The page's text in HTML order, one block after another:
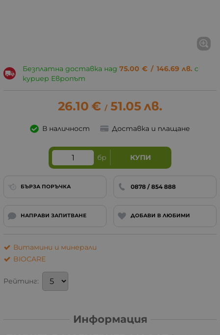
Безплатна доставка над 75.00 € / 146.69 лв. с
куриер Европът
26.10 € / 51.05 лв.
В наличност Доставка и плащане
бр КУПИ
БЪРЗА ПОРЪЧКА 0878 / 854 888
НАПРАВИ ЗАПИТВАНЕ ДОБАВИ В ЛЮБИМИ
Витамини и минерали
BIOCARE
Рейтинг:
Информация